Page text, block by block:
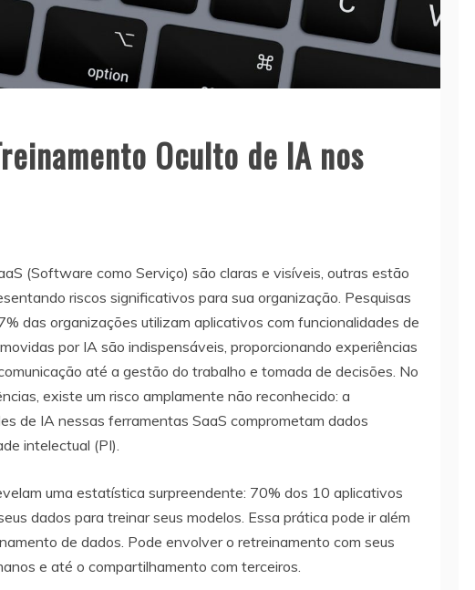
Oculto de IA nos
(Software como Serviço) são claras e visíveis, outras estão
riscos significativos para sua organização. Pesquisas
das organizações utilizam aplicativos com funcionalidades de
por IA são indispensáveis, proporcionando experiências
até a gestão do trabalho e tomada de decisões. No
existe um risco amplamente não reconhecido: a
de IA nessas ferramentas SaaS comprometam dados
intelectual (PI).
uma estatística surpreendente: 70% dos 10 aplicativos
dados para treinar seus modelos. Essa prática pode ir além
de dados. Pode envolver o retreinamento com seus
e até o compartilhamento com terceiros.